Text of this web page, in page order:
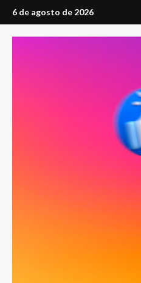
Saltar
al
contenido
6 de agosto de 2026